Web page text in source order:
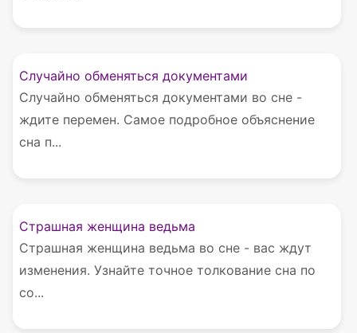
Случайно обменяться документами
Случайно обменяться документами во сне -
ждите перемен. Самое подробное объяснение
сна п...
Страшная женщина ведьма
Страшная женщина ведьма во сне - вас ждут
изменения. Узнайте точное толкование сна по
со...